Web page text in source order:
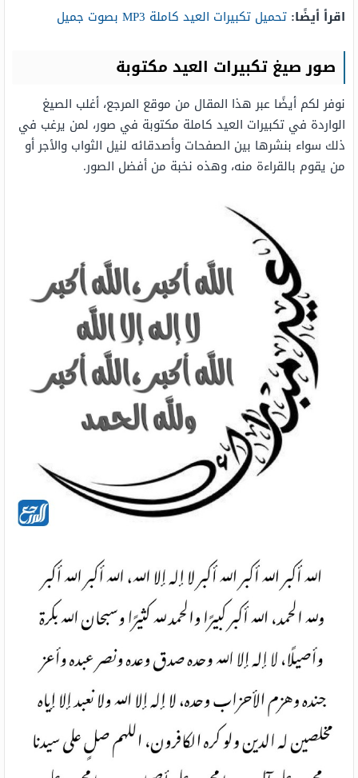
اقرأ أيضًا: تحميل تكبيرات العيد كاملة MP3 بصوت جميل
صور صيغ تكبيرات العيد مكتوبة
نوفر لكم أيضًا عبر هذا المقال من موقع المرجع، أغلب الصيغ
الواردة في تكبيرات العيد كاملة مكتوبة في صور، لمن يرغب في
ذلك سواء بنشرها بين الصفحات وأصدقائه لنيل الثواب والأجر أو
من يقوم بالقراءة منه، وهذه نخبة من أفضل الصور.